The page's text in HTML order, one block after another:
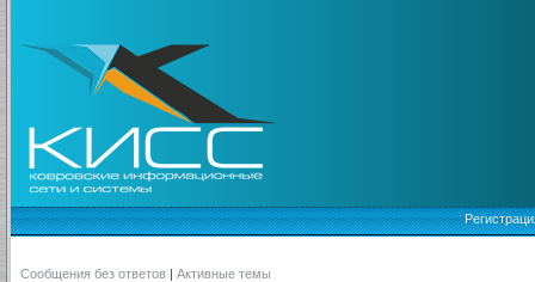
Сообщения без ответов | Активные темы